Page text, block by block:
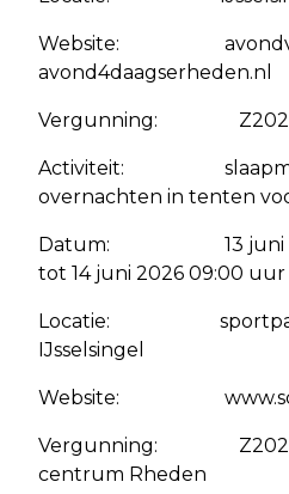
Website:
avond4daagserheden.nl
Vergunning: Z2026-
Activiteit:
overnachten in tenten
Datum: 13 juni
tot 14 juni 2026 09:00 uur
Locatie: sportpark
IJsselsingel
Website:
Vergunning: Z2026-
centrum Rheden